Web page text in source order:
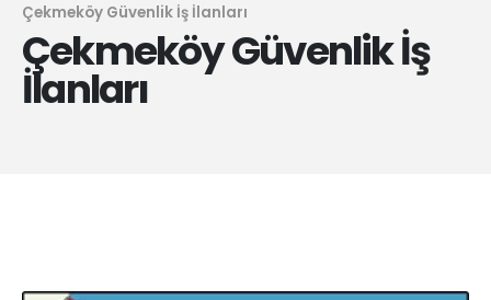
Çekmeköy Güvenlik İş İlanları
Çekmeköy Güvenlik İş
İlanları